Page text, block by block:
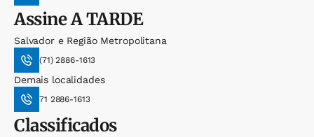
AssineA TARDE
Salvador e Região Metropolitana
(71) 2886-1613
Demais localidades
71 2886-1613
Classificados